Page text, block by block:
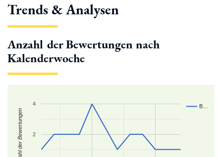
Trends & Analysen
Anzahl der Bewertungen nach
Kalenderwoche
B…
2
4
Zahl der Bewertungen